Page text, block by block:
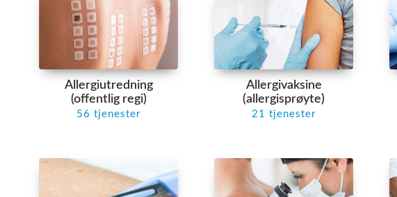
Allergiutredning
(offentlig regi)
56 tjenester
Allergivaksine
(allergisprøyte)
21 tjenester